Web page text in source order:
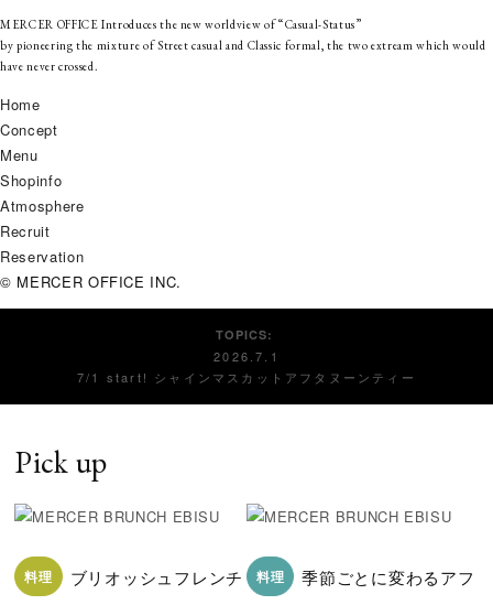
MERCER OFFICE Introduces the new worldview of “Casual-Status”
by pioneering the mixture of Street casual and Classic formal, the two extream which would
have never crossed.
Home
Concept
Menu
Shopinfo
Atmosphere
Recruit
Reservation
© MERCER OFFICE INC.
TOPICS:
2026.7.1
7/1 start! シャインマスカットアフタヌーンティー
Pick up
料理
ブリオッシュフレンチ
料理
季節ごとに変わるアフ